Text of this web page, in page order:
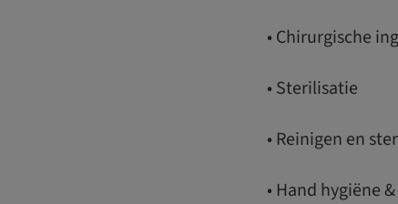
• Chirurgische
• Sterilisatie
• Reinigen en
• Hand hygiëne